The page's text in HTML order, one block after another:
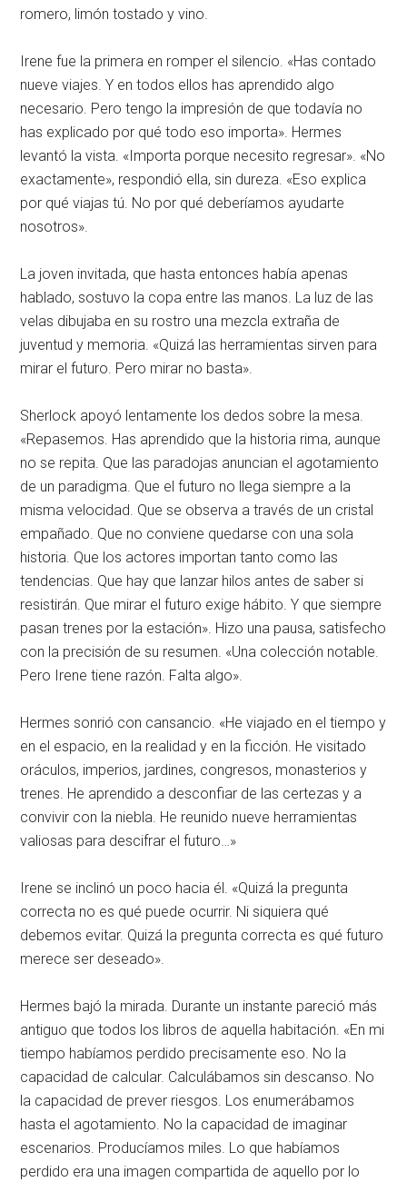
romero, limón tostado y vino
Irene fue la primera en romper el silencio . «Has contado
nueve viajes . Y en todos ellos has aprendido algo
necesario . Pero tengo la impresión de que todavía no
has explicado por qué todo eso importa» . Hermes
levantó la vista . «Importa porque necesito regresar» . «No
exactamente», respondió ella, sin dureza . «Eso explica
por qué viajas tú . No por qué deberíamos ayudarte
nosotros»
La joven invitada, que hasta entonces había apenas
hablado, sostuvo la copa entre las manos . La luz de las
velas dibujaba en su rostro una mezcla extraña de
juventud y memoria . «Quizá las herramientas sirven para
mirar el futuro . Pero mirar no basta»
Sherlock apoyó lentamente los dedos sobre la mesa
«Repasemos . Has aprendido que la historia rima, aunque
no se repita . Que las paradojas anuncian el agotamiento
de un paradigma . Que el futuro no llega siempre a la
misma velocidad . Que se observa a través de un cristal
empañado . Que no conviene quedarse con una sola
historia . Que los actores importan tanto como las
tendencias . Que hay que lanzar hilos antes de saber si
resistirán . Que mirar el futuro exige hábito . Y que siempre
pasan trenes por la estación» . Hizo una pausa, satisfecho
con la precisión de su resumen . «Una colección notable
Pero Irene tiene razón . Falta algo»
Hermes sonrió con cansancio . «He viajado en el tiempo y
en el espacio, en la realidad y en la ficción . He visitado
oráculos, imperios, jardines, congresos, monasterios y
trenes . He aprendido a desconfiar de las certezas y a
convivir con la niebla . He reunido nueve herramientas
valiosas para descifrar el futuro…»
Irene se inclinó un poco hacia él . «Quizá la pregunta
correcta no es qué puede ocurrir. Ni siquiera qué
debemos evitar. Quizá la pregunta correcta es qué futuro
merece ser deseado»
Hermes bajó la mirada . Durante un instante pareció más
antiguo que todos los libros de aquella habitación . «En mi
tiempo habíamos perdido precisamente eso . No la
capacidad de calcular. Calculábamos sin descanso . No
la capacidad de prever riesgos . Los enumerábamos
hasta el agotamiento . No la capacidad de imaginar
escenarios . Producíamos miles . Lo que habíamos
perdido era una imagen compartida de aquello por lo